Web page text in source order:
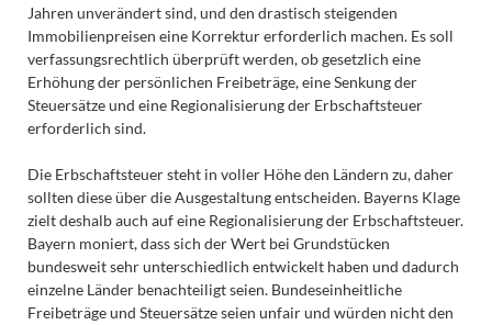
Jahren unverändert sind, und den drastisch steigenden
Immobilienpreisen eine Korrektur erforderlich machen. Es soll
verfassungsrechtlich überprüft werden, ob gesetzlich eine
Erhöhung der persönlichen Freibeträge, eine Senkung der
Steuersätze und eine Regionalisierung der Erbschaftsteuer
erforderlich sind.
Die Erbschaftsteuer steht in voller Höhe den Ländern zu, daher
sollten diese über die Ausgestaltung entscheiden. Bayerns Klage
zielt deshalb auch auf eine Regionalisierung der Erbschaftsteuer.
Bayern moniert, dass sich der Wert bei Grundstücken
bundesweit sehr unterschiedlich entwickelt haben und dadurch
einzelne Länder benachteiligt seien. Bundeseinheitliche
Freibeträge und Steuersätze seien unfair und würden nicht den